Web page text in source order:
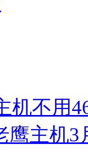
机不用
鹰主机